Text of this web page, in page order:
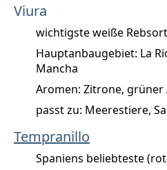
Viura
wichtigste weiße
Hauptanbaugebiet: La
Mancha
Aromen: Zitrone, grüner
passt zu: Meerestiere,
Tempranillo
Spaniens beliebteste